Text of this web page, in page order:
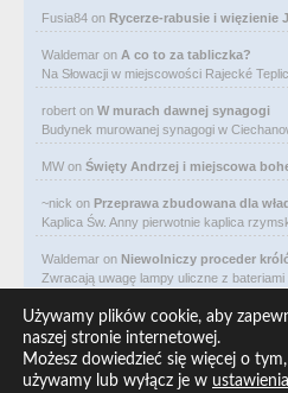
Fusia84 on Rycerze-rabusie i więzienie
Waldemar on A co to za tabliczka?
Na Słowacji w miejscowości Rajecké
robert on W murach dawnej synagogi
Budynek murowanej synagogi w
MW on Święty Andrzej i miejscowa
~nick on Przeprawa zbudowana dla
Kaplica Św. Anny pierwotnie kaplica
Waldemar on Niewolniczy proceder
Zwracają uwagę lampy uliczne z bateriami
Waldemar on Adam Asnyk. Poeta z
CIEKAWOSTKA że pod banderą Malty
Waldemar on
Historia na Wawelskim
Michał Bogoria Skotnicki (1775–1808).
Używamy plików cookie, aby
naszej stronie internetowej.
Możesz dowiedzieć się więcej o
używamy lub wyłącz je w